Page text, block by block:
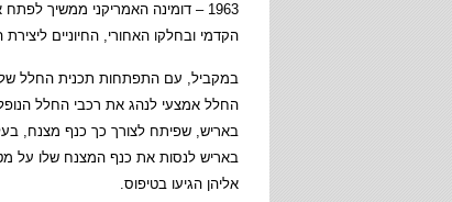
1963 – דומינה האמריקני ממשיך
הקדמי ובחלקו האחורי, החיוניים ליצירת
החלל אמצעי לנהג את רכבי החלל
באריש, שפיתח לצורך כך כנף מצנח,
באריש לנסות את כנף המצנח שלו על
אליהן הגיעו בטיפוס.